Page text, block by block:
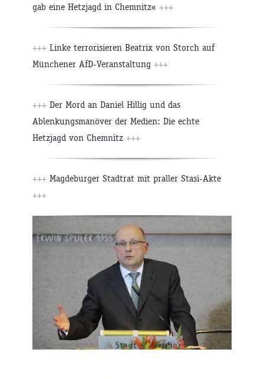
gab eine Hetzjagd in Chemnitz« +++
+++ Linke terrorisieren Beatrix von Storch auf
Münchener AfD-Veranstaltung +++
+++ Der Mord an Daniel Hillig und das
Ablenkungsmanöver der Medien: Die echte
Hetzjagd von Chemnitz +++
+++ Magdeburger Stadtrat mit praller Stasi-Akte
+++